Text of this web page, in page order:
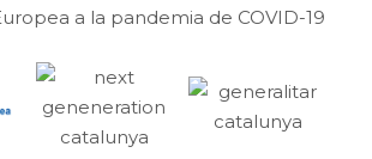
a la pandemia de COVID-19